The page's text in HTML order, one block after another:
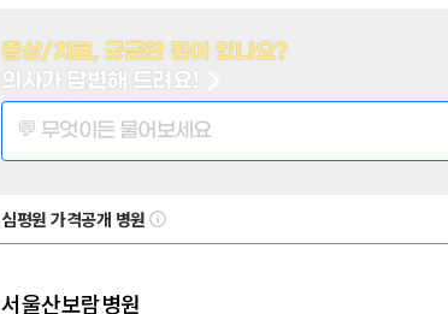
증상/치료, 궁금한 점이 있나요?
의사가 답변해 드려요!
💬 무엇이든 물어보세요
심평원 가격공개 병원
서울산보람병원